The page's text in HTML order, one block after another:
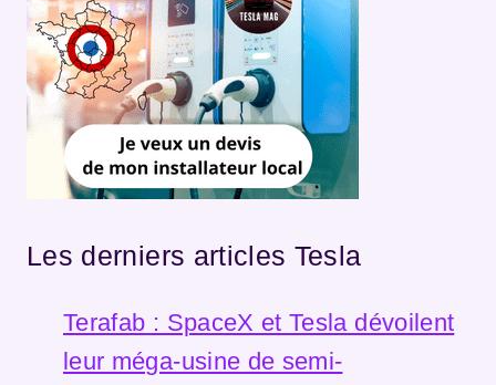
Les derniers articles Tesla
Terafab : SpaceX et Tesla dévoilent
leur méga-usine de semi-